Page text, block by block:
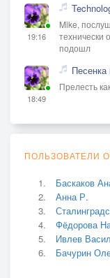
19:16
Mike,
технически
подошл
18:49
Песенка
Прелесть
ПОЛЬЗОВАТЕЛИ
Баскаков
Анна Р.
Фёдорова
Ивлев
Бачурин